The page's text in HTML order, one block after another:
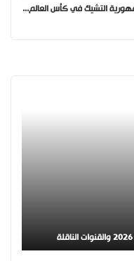
موعد مباراة كوريا الجنوبية وجمهورية التشيك في كأس العالم 2026 والقنوات الناقلة